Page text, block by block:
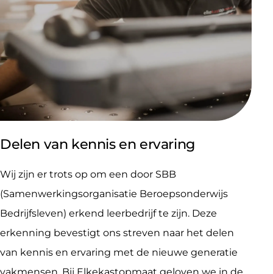
Delen van kennis en ervaring
Wij zijn er trots op om een door SBB
(Samenwerkingsorganisatie Beroepsonderwijs
Bedrijfsleven) erkend leerbedrijf te zijn. Deze
erkenning bevestigt ons streven naar het delen
van kennis en ervaring met de nieuwe generatie